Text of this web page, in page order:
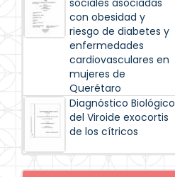
sociales asociadas
con obesidad y
riesgo de diabetes y
enfermedades
cardiovasculares en
mujeres de
Querétaro
Diagnóstico Biológico
del Viroide exocortis
de los cítricos